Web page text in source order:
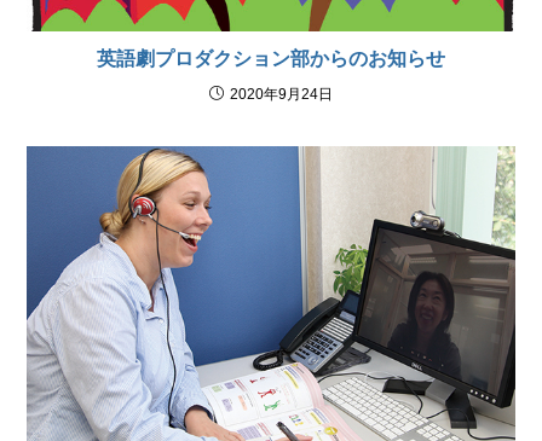
英語劇プロダクション部からのお知らせ
2020年9月24日